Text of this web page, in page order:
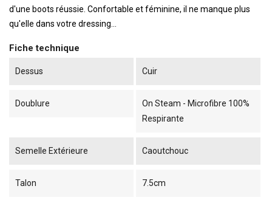
d'une boots réussie. Confortable et féminine, il ne manque plus
qu'elle dans votre dressing...
Fiche technique
Dessus Cuir
Doublure
On Steam - Microfibre 100%
Respirante
Semelle Extérieure Caoutchouc
Talon 7.5cm